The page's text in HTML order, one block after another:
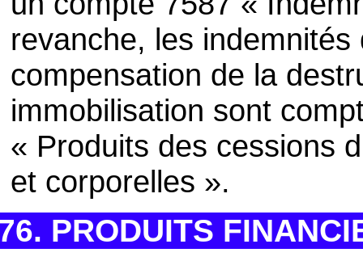
revanche, les indemnités
compensation de la
immobilisation sont
« Produits des cessions
et corporelles ».
PRODUITS